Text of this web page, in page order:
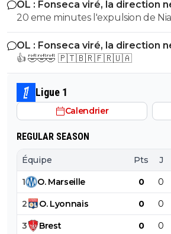
fofana. J'aurais fait exactement la
choix de Ce Carvalho et souvent
pas son equipe dans les
joueurs a des nouveaux postes,
sur leur nouveau role.
OL : Fonseca viré, la direction
20 eme minutes l'expulsion de
marseillais sweet, et sur le match aller c'est Vigo qui subit une
expulsion à la 55eme
pas hein monsieur mauvaise foi??
OL : Fonseca viré, la direction
👍 🤣🤣🤣 🇵🇹🇧🇷🇫🇷🇺🇦
Ligue 1
Calendrier
REGULAR SEASON
Équipe Pts J
1 O. Marseille 0 0
2 O. Lyonnais 0 0
3 Brest 0 0